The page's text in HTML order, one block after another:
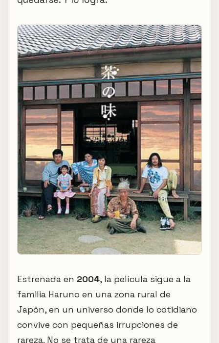
Estrenada en 2004, la película sigue a la
familia Haruno en una zona rural de
Japón, en un universo donde lo cotidiano
convive con pequeñas irrupciones de
rareza. No se trata de una rareza